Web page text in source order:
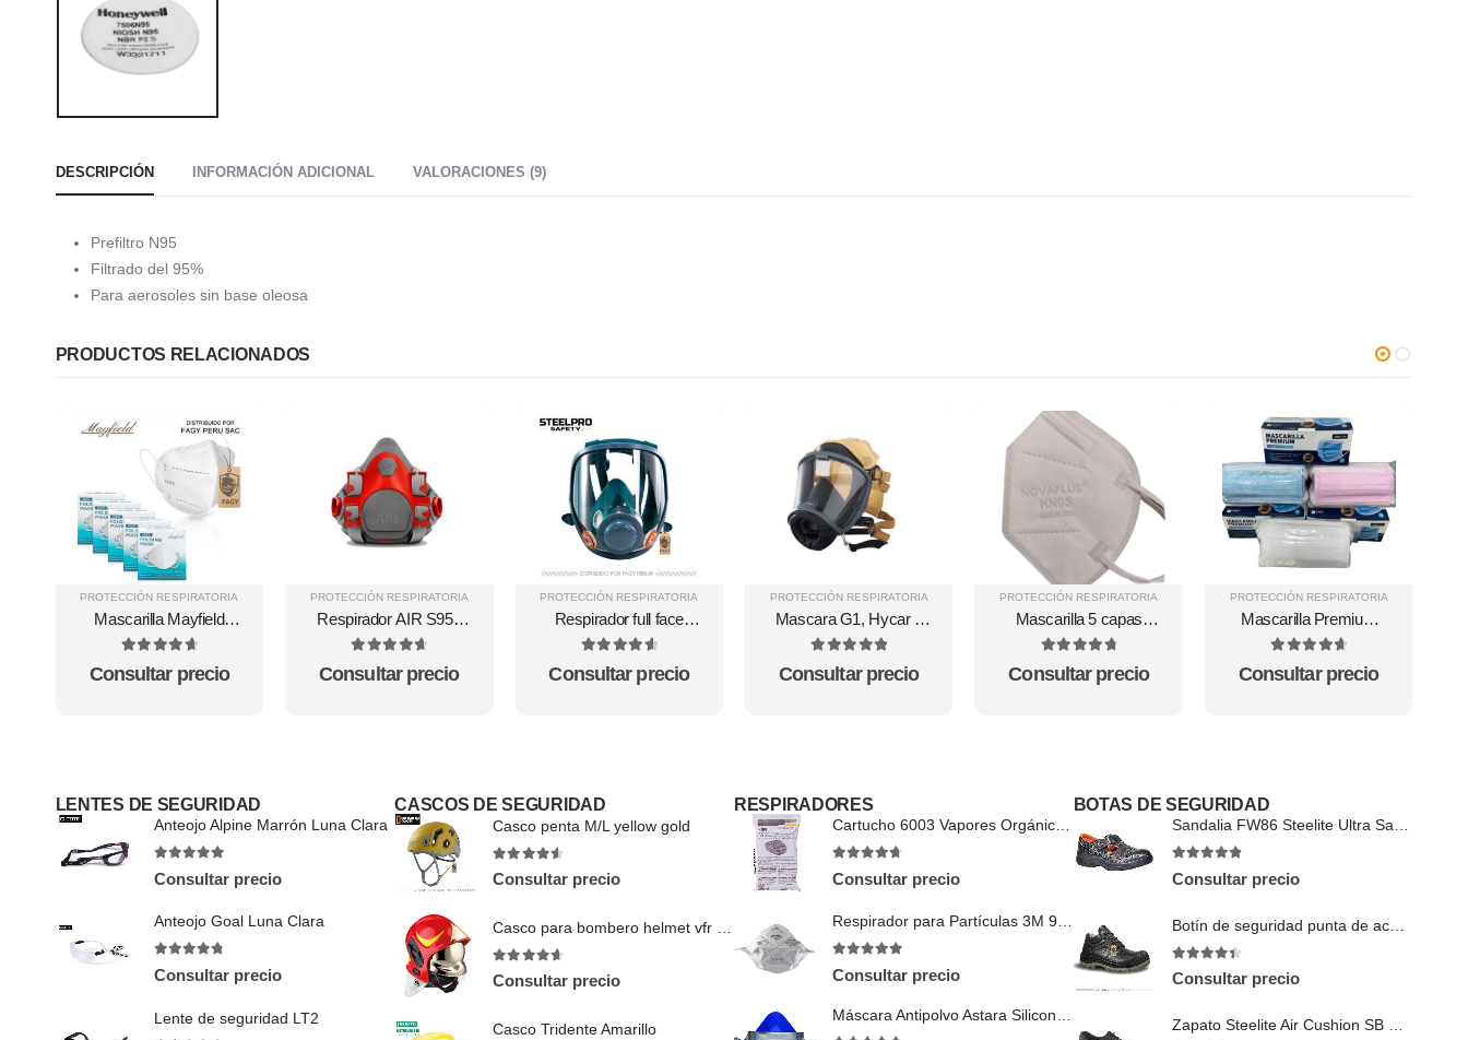
DESCRIPCIÓN INFORMACIÓN ADICIONAL VALORACIONES (9)
Prefiltro N95
Filtrado del 95%
Para aerosoles sin base oleosa
PRODUCTOS RELACIONADOS
PROTECCIÓN RESPIRATORIA
Mascarilla Mayfield
KN95 Folding Mask
Pack 10 UND
4.83 out of 5
Consultar precio
PROTECCIÓN RESPIRATORIA
Respirador AIR S950
Sello Facial Silicona
4.75 out of 5
Consultar precio
PROTECCIÓN RESPIRATORIA
Respirador full face
ergonic 1000S Steelpro
4.71 out of 5
Consultar precio
PROTECCIÓN RESPIRATORIA
Mascara G1, Hycar 5
puntos Msa 10161816
out of 5
Consultar precio
PROTECCIÓN RESPIRATORIA
Mascarilla 5 capas
KN95 blanco Novaplus
4.89 out of 5
Consultar precio
PROTECCIÓN RESPIRATORIA
Mascarilla Premium
quirúrgica descartables
Valmask
out of 5
Consultar precio
LENTES DE SEGURIDAD
Anteojo Alpine Marrón Luna Clara
Consultar precio
Anteojo Goal Luna Clara
Consultar precio
Lente de seguridad LT2
CASCOS DE SEGURIDAD
Casco penta M/L yellow gold
Consultar precio
4.63 out of 5
Consultar precio
Casco Tridente Amarillo
RESPIRADORES
Cartucho 6003 Vapores Orgánicos Y Gases Ácidos
Consultar precio
Respirador para Partículas 3M 9105 N95
Consultar precio
Máscara Antipolvo Astara Siliconado Azul Con Repuestos
BOTAS DE SEGURIDAD
Sandalia FW86 Steelite Ultra Safety S1P
Consultar precio
Botín de seguridad punta de acero Ares
Consultar precio